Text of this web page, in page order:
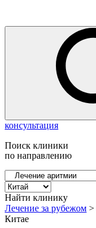
консультация
Поиск клиники
по направлению
Найти клинику
Лечение за рубежом >
Китае